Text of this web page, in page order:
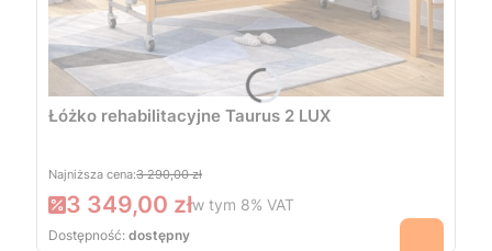
Łóżko rehabilitacyjne Taurus 2 LUX
3 349,00 złw tym 8% VAT
Najniższa cena:3 290,00 zł
Dostępność: dostępny